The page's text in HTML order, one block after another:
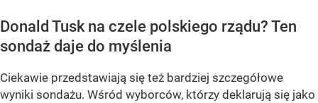
Donald Tusk na czele polskiego rządu? Ten
sondaż daje do myślenia
Ciekawie przedstawiają się też bardziej szczegółowe
wyniki sondażu. Wśród wyborców, którzy deklarują się jako